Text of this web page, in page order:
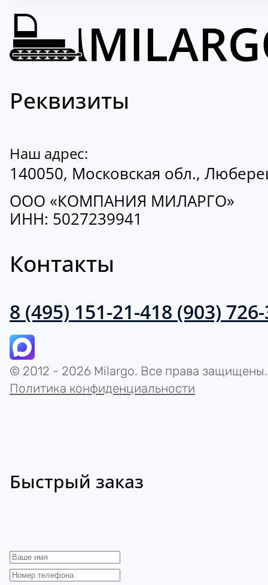
Реквизиты
Наш адрес:
140050, Московская обл.,
ООО «КОМПАНИЯ МИЛАРГО»
ИНН: 5027239941
Контакты
8 (495) 151-21-418 (903)
© 2012 - 2026 Milargo. Все права защищены.
Политика конфиденциальности
Быстрый заказ